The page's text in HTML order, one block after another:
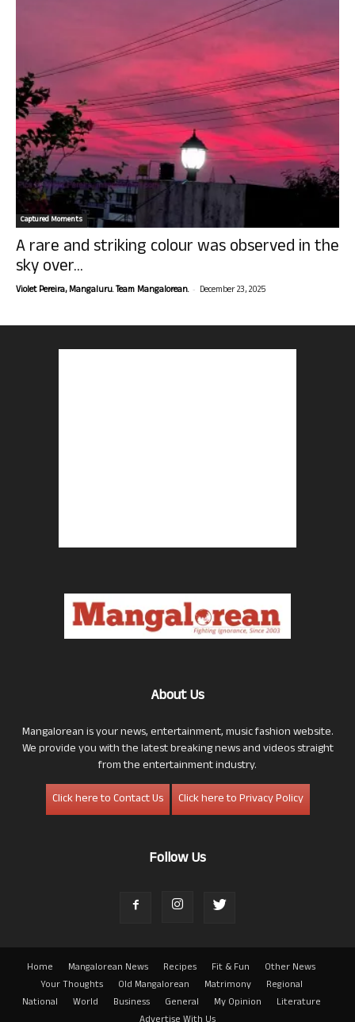
Captured Moments
A rare and striking colour was observed in the
sky over...
Violet Pereira, Mangaluru. Team Mangalorean. - December 23, 2025
About Us
Mangalorean is your news, entertainment, music fashion website.
We provide you with the latest breaking news and videos straight
from the entertainment industry.
Click here to Contact Us
Click here to Privacy Policy
Follow Us
Home Mangalorean News Recipes Fit & Fun
Other News
Your Thoughts
Old Mangalorean Matrimony
Regional
National
World Business General My Opinion
Literature